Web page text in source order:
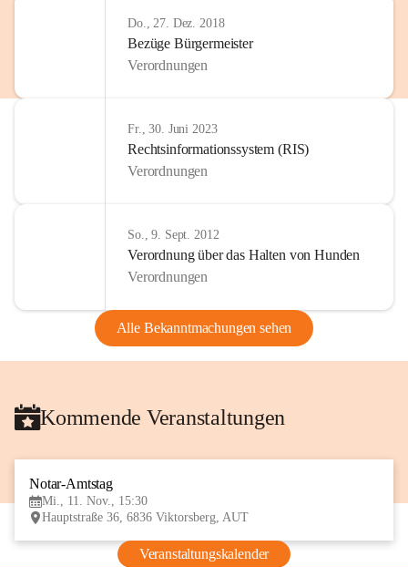
Do., 27. Dez. 2018
Bezüge Bürgermeister
Verordnungen
Fr., 30. Juni 2023
Rechtsinformationssystem (RIS)
Verordnungen
So., 9. Sept. 2012
Verordnung über das Halten von Hunden
Verordnungen
Alle Bekanntmachungen sehen
Kommende Veranstaltungen
Notar-Amtstag
Mi., 11. Nov., 15:30
Hauptstraße 36, 6836 Viktorsberg, AUT
Veranstaltungskalender